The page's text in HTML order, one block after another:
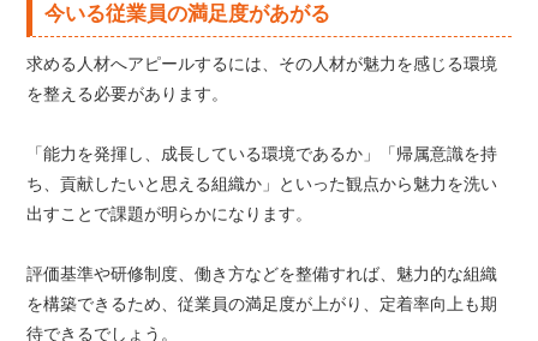
今いる従業員の満足度があがる
求める人材へアピールするには、その人材が魅力を感じる環境
を整える必要があります。
「能力を発揮し、成長している環境であるか」「帰属意識を持
ち、貢献したいと思える組織か」といった観点から魅力を洗い
出すことで課題が明らかになります。
評価基準や研修制度、働き方などを整備すれば、魅力的な組織
を構築できるため、従業員の満足度が上がり、定着率向上も期
待できるでしょう。